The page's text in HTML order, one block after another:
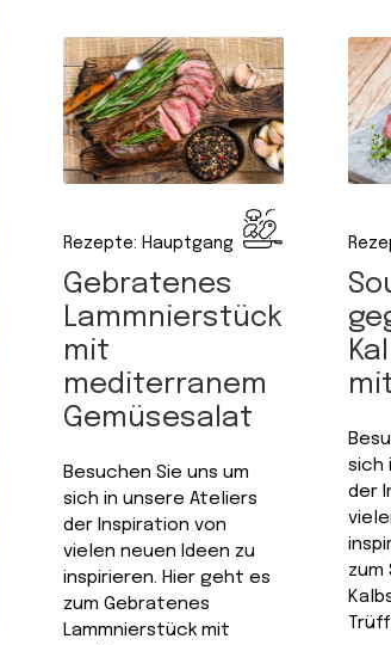
Rezepte: Hauptgang
Gebratenes
Lammnierstück
mit
mediterranem
Gemüsesalat
Besuchen Sie uns um
sich in unsere Ateliers
der Inspiration von
vielen neuen Ideen zu
inspirieren. Hier geht es
zum Gebratenes
Lammnierstück mit
sich
der
zum